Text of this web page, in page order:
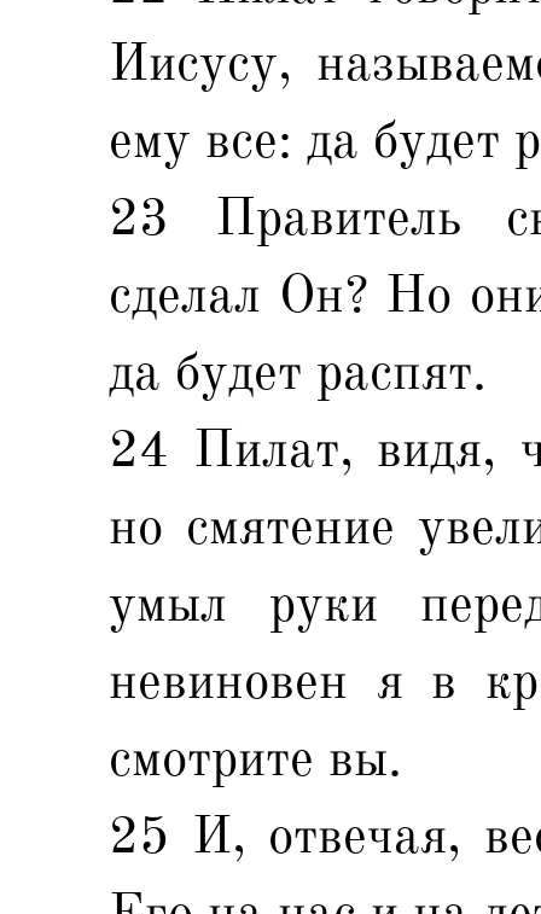
Иисусу,
ему все: да будет
23 Правитель
сделал Он? Но
да будет распят.
24 Пилат, видя,
но смятение
умыл руки
невиновен я в
смотрите вы.
25 И, отвечая,